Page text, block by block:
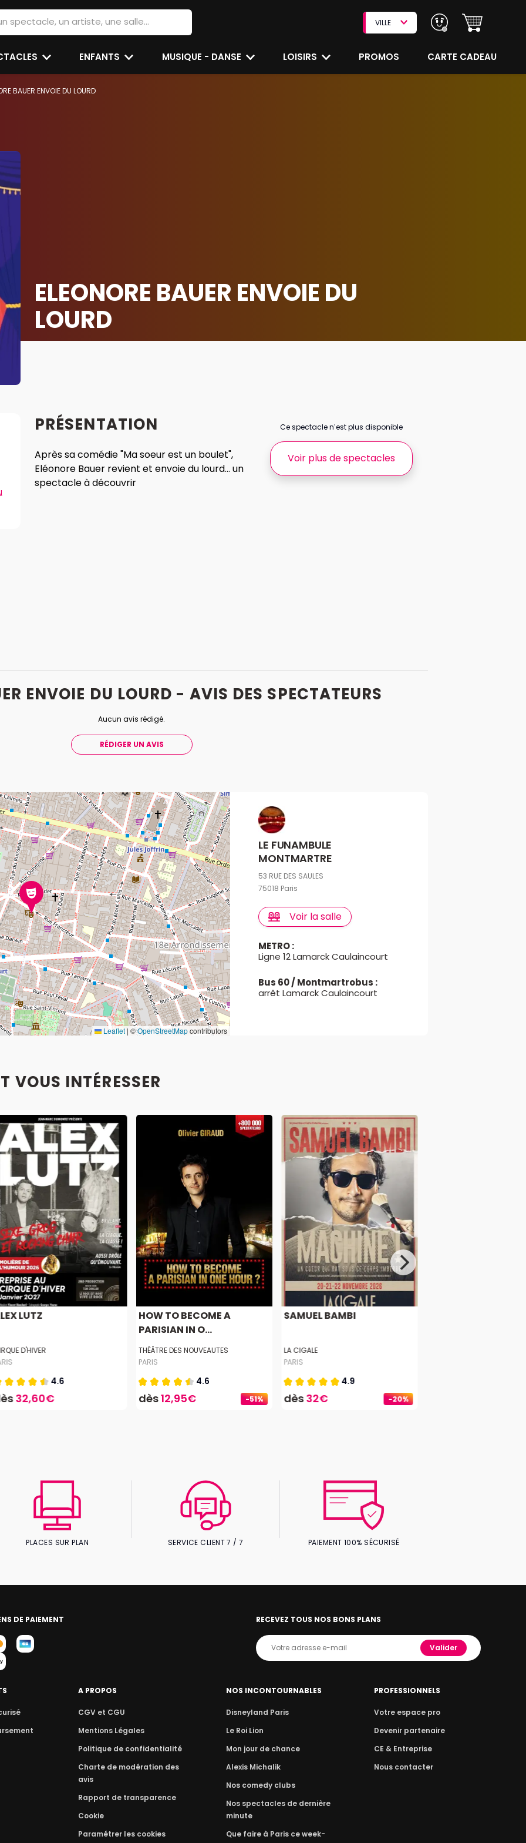
VILLE
ENFANTS MUSIQUE - DANSE LOISIRS PROMOS CARTE CADEAU
BAUER ENVOIE DU LOURD
ELEONORE BAUER ENVOIE DU
LOURD
PRÉSENTATION
Après sa comédie "Ma soeur est un boulet",
Eléonore Bauer revient et envoie du lourd... un
spectacle à découvrir
Ce spectacle n’est plus disponible
Voir plus de spectacles
ENVOIE DU LOURD - AVIS DES SPECTATEURS
Aucun avis rédigé.
RÉDIGER UN AVIS
Leaflet | ©OpenStreetMapcontributors
LE FUNAMBULE
MONTMARTRE
53 RUE DES SAULES
75018 Paris
Voir la salle
METRO :
Ligne 12 Lamarck Caulaincourt
Bus 60 / Montmartrobus :
arrêt Lamarck Caulaincourt
VOUS INTÉRESSER
LUTZ
D'HIVER
4.6
32,60€ -51%
HOW TO BECOME A
PARISIAN IN O...
THÉÂTRE DES NOUVEAUTES
PARIS
4.6
dès12,95€ -20%
SAMUEL BAMBI
LA CIGALE
PARIS
4.9
dès32€
PLACES SUR PLAN SERVICE CLIENT 7 / 7 PAIEMENT 100% SÉCURISÉ
DE PAIEMENT RECEVEZ TOUS NOS BONS PLANS
Valider
A PROPOS
CGV et CGU
Mentions Légales
Politique de confidentialité
Charte de modération des
avis
Rapport de transparence
Cookie
Paramétrer les cookies
NOS INCONTOURNABLES
Disneyland Paris
Le Roi Lion
Mon jour de chance
Alexis Michalik
Nos comedy clubs
Nos spectacles de dernière
minute
Que faire à Paris ce week-
PROFESSIONNELS
Votre espace pro
Devenir partenaire
CE & Entreprise
Nous contacter